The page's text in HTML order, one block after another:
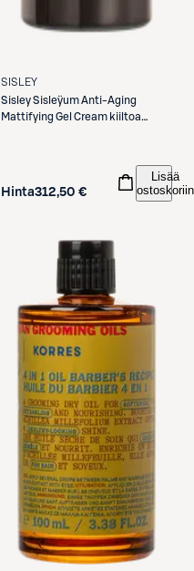
SISLEY
SisleySisleÿum Anti-Aging
Mattifying Gel Cream kiiltoa
Hinta312,50 €
Lisää
ostoskoriin